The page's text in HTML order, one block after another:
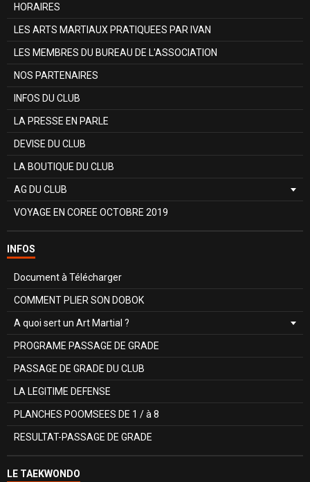
HORAIRES
LES ARTS MARTIAUX PRATIQUEES PAR IVAN
LES MEMBRES DU BUREAU DE L'ASSOCIATION
NOS PARTENAIRES
INFOS DU CLUB
LA PRESSE EN PARLE
DEVISE DU CLUB
LA BOUTIQUE DU CLUB
AG DU CLUB
VOYAGE EN COREE OCTOBRE 2019
INFOS
Document à Télécharger
COMMENT PLIER SON DOBOK
A quoi sert un Art Martial ?
PROGRAME PASSAGE DE GRADE
PASSAGE DE GRADE DU CLUB
LA LEGITIME DEFENSE
PLANCHES POOMSEES DE 1 / à 8
RESULTAT-PASSAGE DE GRADE
LE TAEKWONDO